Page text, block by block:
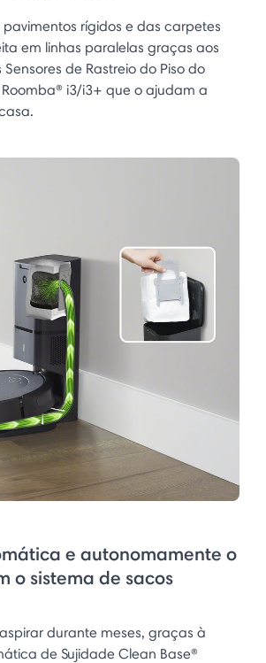
rígidos e das carpetes
em linhas paralelas graças aos
de Rastreio do Piso do
i3/i3+ que o ajudam a
e autonomamente o
o sistema de sacos
durante meses, graças à
de Sujidade Clean Base®